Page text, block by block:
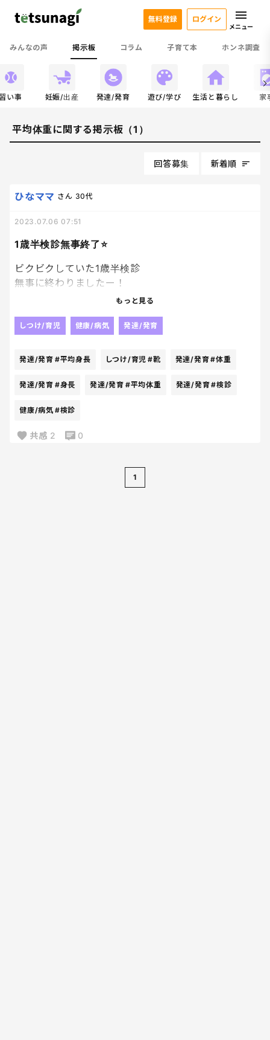
みんなの声 掲示板 コラム 子育て本 ホンネ調査
無料登録 ログイン
メニュー
い事 妊娠/出産 発達/発育 遊び/学び 生活と暮らし 家
平均体重に関する掲示板（1）
回答募集 新着順
1歳半検診無事終了⭐️
ひなママ さん 30代
2023.07.06 07:51
ビクビクしていた1歳半検診
無事に終わりましたー！
案の定6問中2問でした、、、。
（電車、椅子、Tシャツ、あと一つ忘れた💦）不正解
と思いきや、
3歳児検診で使うものを間違えて使用してたらしく。
笑
2問当たっただけ充分よ！
もっと見る
しつけ/育児 健康/病気 発達/発育
発達/発育 #平均身長 しつけ/育児 #靴 発達/発育#体重
発達/発育 #身長 発達/発育 #平均体重 発達/発育#検診
健康/病気 #検診
共感 2 0
1